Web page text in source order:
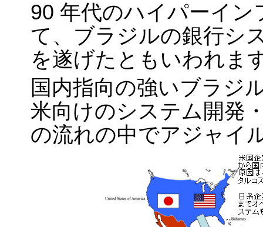
90 年代のハイパーイ
て、ブラジルの銀行シ
を遂げたともいわれま
国内指向の強いブラジ
米向けのシステム開発
の流れの中でアジャイ